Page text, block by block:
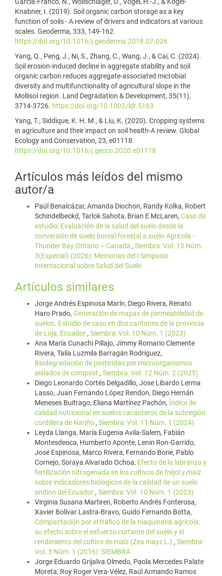
Knabner, I. (2019). Soil organic carbon storage as a key
function of soils - A review of drivers and indicators at various
scales. Geoderma, 333, 149-162.
https://doi.org/10.1016/j.geoderma.2018.07.026
Yang, Q., Peng, J., Ni, S., Zhang, C., Wang, J., & Cai, C. (2024).
Soil erosion-induced decline in aggregate stability and soil
organic carbon reduces aggregate-associated microbial
diversity and multifunctionality of agricultural slope in the
Mollisol region. Land Degradation & Development, 35(11),
3714-3726. https://doi.org/10.1002/ldr.5163
Yang, T., Siddique, K. H. M., & Liu, K. (2020). Cropping systems
in agriculture and their impact on soil health-A review. Global
Ecology and Conservation, 23, e01118.
https://doi.org/10.1016/j.gecco.2020.e01118
Artículos más leídos del mismo
autor/a
Paúl Benalcázar, Amanda Diochon, Randy Kolka, Robert
Schindelbeckd, Tarlok Sahota, Brian E McLaren, Caso de
estudio: Evaluación de la salud del suelo desde la
conversión de suelo boreal forestal a suelo Agrícola -
Thunder Bay Ontario – Canadá , Siembra: Vol. 13 Núm.
3(Especial) (2026): Memorias del I Simposio
Internacional sobre Salud del Suelo
Artículos similares
Jorge Andrés Espinosa Marín, Diego Rivera, Renato
Haro Prado, Generación de mapas de permeabilidad de
suelos. Estudio de caso en dos cantones de la provincia
de Loja, Ecuador , Siembra: Vol. 10 Núm. 1 (2023)
Ana María Cunachi Pillajo, Jimmy Romario Clemente
Rivera, Talía Luzmila Barragán Rodríguez,
Biodegradación de pesticidas por microorganismos
aislados de compost , Siembra: Vol. 12 Núm. 2 (2025)
Diego Leonardo Cortés Delgadillo, Jose Libardo Lerma
Lasso, Juan Fernando López Rendon, Diego Hernán
Meneses Buitrago, Eliana Martínez Pachón, Índice de
calidad nutricional en suelos cacaoteros de la subregión
cordillera de Nariño , Siembra: Vol. 11 Núm. 1 (2024)
Leyda Llanga, María Eugenia Avila-Salem, Fabián
Montesdeoca, Humberto Aponte, Lenin Ron-Garrido,
José Espinosa, Marco Rivera, Fernando Borie, Pablo
Cornejo, Soraya Alvarado Ochoa, Efecto de la labranza y
fertilización nitrogenada en los cultivos de fréjol y maíz
sobre indicadores biológicos de la calidad de un suelo
andino del Ecuador , Siembra: Vol. 10 Núm. 1 (2023)
Virginia Susana Martiren, Roberto Andrés Fonterosa,
Xavier Bolívar Lastra-Bravo, Guido Fernando Botta,
Compactación por el tráfico de la maquinaria agrícola:
su efecto sobre el esfuerzo cortante del suelo y el
rendimiento del cultivo de maíz (Zea mayz L.) , Siembra:
Vol. 3 Núm. 1 (2016): SIEMBRA
Jorge Eduardo Grijalva Olmedo, Paola Mercedes Palate
Moreta, Roy Roger Vera-Vélez, Raúl Armando Ramos